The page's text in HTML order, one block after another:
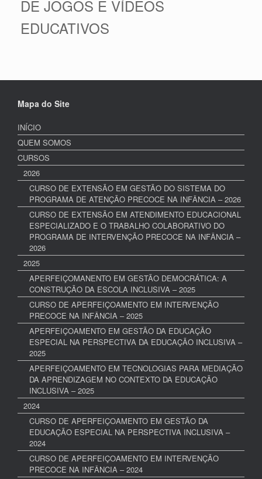
DE JOGOS E VÍDEOS
EDUCATIVOS
Mapa do Site
INÍCIO
QUEM SOMOS
CURSOS
2026
CURSO DE EXTENSÃO EM GESTÃO DO SISTEMA DO
PROGRAMA DE ATENÇÃO PRECOCE NA INFÂNCIA – 2026
CURSO DE EXTENSÃO EM ATENDIMENTO EDUCACIONAL
ESPECIALIZADO E O TRABALHO COLABORATIVO DO
PROGRAMA DE INTERVENÇÃO PRECOCE NA INFÂNCIA –
2026
2025
APERFEIÇOMANENTO EM GESTÃO DEMOCRÁTICA: A
CONSTRUÇÃO DA ESCOLA INCLUSIVA – 2025
CURSO DE APERFEIÇOAMENTO EM INTERVENÇÃO
PRECOCE NA INFÂNCIA – 2025
APERFEIÇOAMENTO EM GESTÃO DA EDUCAÇÃO
ESPECIAL NA PERSPECTIVA DA EDUCAÇÃO INCLUSIVA –
2025
APERFEIÇOAMENTO EM TECNOLOGIAS PARA MEDIAÇÃO
DA APRENDIZAGEM NO CONTEXTO DA EDUCAÇÃO
INCLUSIVA – 2025
2024
CURSO DE APERFEIÇOAMENTO EM GESTÃO DA
EDUCAÇÃO ESPECIAL NA PERSPECTIVA INCLUSIVA –
2024
CURSO DE APERFEIÇOAMENTO EM INTERVENÇÃO
PRECOCE NA INFÂNCIA – 2024